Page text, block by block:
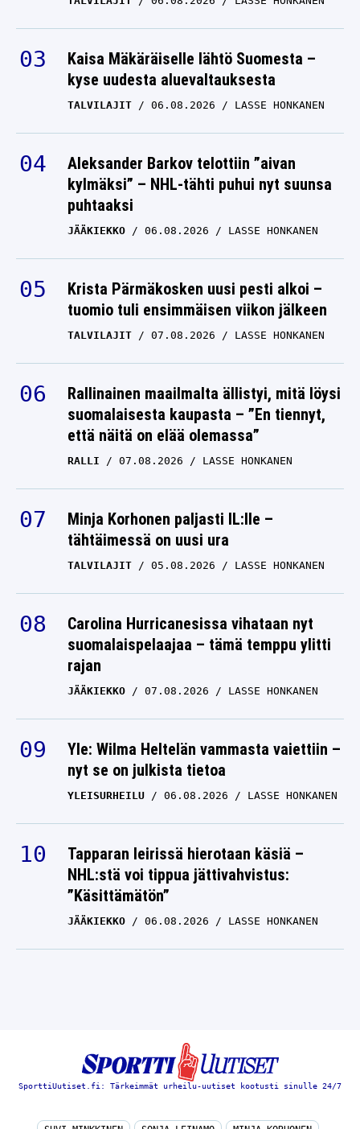
Kaisa Mäkäräiselle lähtö Suomesta –
kyse uudesta aluevaltauksesta
TALVILAJIT 06.08.2026 LASSE HONKANEN
Aleksander Barkov telottiin ”aivan
kylmäksi” – NHL-tähti puhui nyt suunsa
puhtaaksi
JÄÄKIEKKO 06.08.2026 LASSE HONKANEN
Krista Pärmäkosken uusi pesti alkoi –
tuomio tuli ensimmäisen viikon jälkeen
TALVILAJIT 07.08.2026 LASSE HONKANEN
Rallinainen maailmalta ällistyi, mitä löysi
suomalaisesta kaupasta – ”En tiennyt,
että näitä on elää olemassa”
RALLI 07.08.2026 LASSE HONKANEN
Minja Korhonen paljasti IL:lle –
tähtäimessä on uusi ura
TALVILAJIT 05.08.2026 LASSE HONKANEN
Carolina Hurricanesissa vihataan nyt
suomalaispelaajaa – tämä temppu ylitti
rajan
JÄÄKIEKKO 07.08.2026 LASSE HONKANEN
Yle: Wilma Heltelän vammasta vaiettiin –
nyt se on julkista tietoa
YLEISURHEILU 06.08.2026 LASSE HONKANEN
Tapparan leirissä hierotaan käsiä –
NHL:stä voi tippua jättivahvistus:
”Käsittämätön”
JÄÄKIEKKO 06.08.2026 LASSE HONKANEN
SporttiUutiset.fi: Tärkeimmät urheilu-uutiset kootusti sinulle 24/7